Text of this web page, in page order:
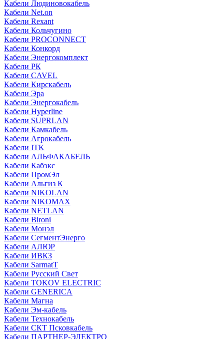
Кабели Людиновокабель
Кабели Net.on
Кабели Rexant
Кабели Кольчугино
Кабели PROCONNECT
Кабели Конкорд
Кабели Энергокомплект
Кабели РК
Кабели CAVEL
Кабели Кирскабель
Кабели Эра
Кабели Энергокабель
Кабели Hyperline
Кабели SUPRLAN
Кабели Камкабель
Кабели Агрокабель
Кабели ITK
Кабели АЛЬФАКАБЕЛЬ
Кабели Кабэкс
Кабели ПромЭл
Кабели Альгиз К
Кабели NIKOLAN
Кабели NIKOMAX
Кабели NETLAN
Кабели Bironi
Кабели Монэл
Кабели СегментЭнерго
Кабели АЛЮР
Кабели ИВКЗ
Кабели SarmatT
Кабели Русский Свет
Кабели TOKOV ELECTRIC
Кабели GENERICA
Кабели Магна
Кабели Эм-кабель
Кабели Технокабель
Кабели СКТ Псковкабель
Кабели ПАРТНЕР-ЭЛЕКТРО